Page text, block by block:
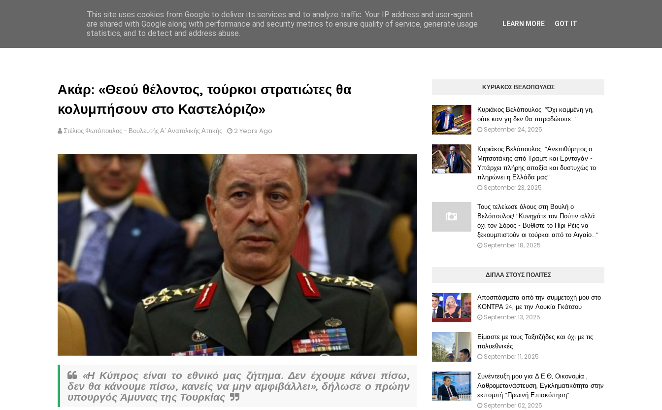
ΣΤΕΛΙΟΣ ΦΩΤΟΠΟΥΛΟΣ
Ακάρ: «Θεού θέλοντος, τούρκοι στρατιώτες θα
κολυμπήσουν στο Καστελόριζο»
Στέλιος Φωτόπουλος - Βουλευτής Α' Ανατολικής Αττικής 2 Years Ago
«Η Κύπρος είναι το εθνικό μας ζήτημα. Δεν έχουμε κάνει πίσω,
δεν θα κάνουμε πίσω, κανείς να μην αμφιβάλλει», δήλωσε ο πρώην
υπουργός Άμυνας της Τουρκίας
ΚΥΡΙΑΚΟΣ ΒΕΛΟΠΟΥΛΟΣ
Κυριάκος Βελόπουλος: "Όχι καμμένη γη,
ούτε καν γη δεν θα παραδώσετε..."
September 24, 2025
Κυριάκος Βελόπουλος: "Ανεπιθύμητος ο
Μητσοτάκης από Τραμπ και Ερντογάν -
Υπάρχει πλήρης απαξία και δυστυχώς το
πληρώνει η Ελλάδα μας"
September 23, 2025
Τους τελείωσε όλους στη Βουλή ο
Βελόπουλος! "Κυνηγάτε τον Πούτιν αλλά
όχι τον Σόρος - Βυθίστε το Πίρι Ρέις να
ξεκουμπιστούν οι τούρκοι από το Αιγαίο..."
September 18, 2025
ΔΙΠΛΑ ΣΤΟΥΣ ΠΟΛΙΤΕΣ
Αποσπάσματα από την συμμετοχή μου στο
ΚΟΝΤΡΑ 24, με την Λουκία Γκάτσου
September 13, 2025
Είμαστε με τους Ταξιτζήδες και όχι με τις
πολυεθνικές
September 11, 2025
Συνέντευξη μου για Δ.Ε.Θ, Οικονομία ,
Λαθρομετανάστευση, Εγκληματικότητα στην
εκπομπή "Πρωινή Επισκόπηση"
September 02, 2025
This site uses cookies from Google to deliver its services and to analyze traffic. Your IP address and user-agent
are shared with Google along with performance and security metrics to ensure quality of service, generate usage
statistics, and to detect and address abuse.
LEARN MORE GOT IT